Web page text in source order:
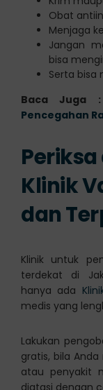
Obat
Menjaga
Jangan
bisa
Serta bisa
Baca Juga
Pencegahan
Klinik
dan
Klinik untuk
terdekat di
hanya ada
medis yang
Lakukan
gratis, bila
atau penyakit
diatasi dengan